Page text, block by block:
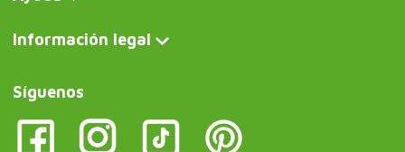
Información legal
Síguenos